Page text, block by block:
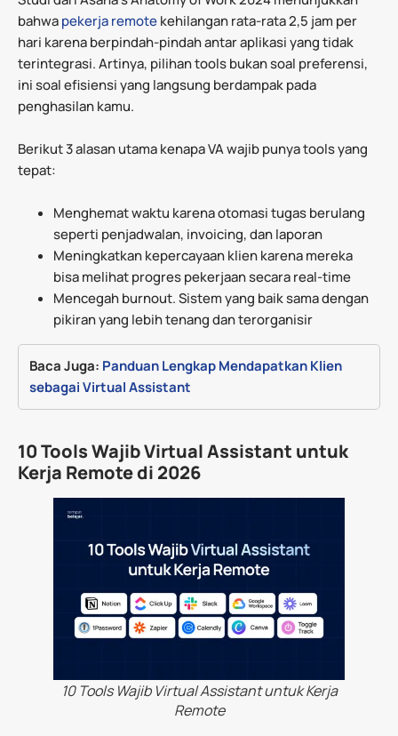
bahwapekerja remotekehilangan rata-rata 2,5 jam per
hari karena berpindah-pindah antar aplikasi yang tidak
terintegrasi. Artinya, pilihan tools bukan soal preferensi,
ini soal efisiensi yang langsung berdampak pada
penghasilan kamu.
Berikut 3 alasan utama kenapa VA wajib punya tools yang
tepat:
Menghemat waktu karena otomasi tugas berulang
seperti penjadwalan, invoicing, dan laporan
Meningkatkan kepercayaan klien karena mereka
bisa melihat progres pekerjaan secara real-time
Mencegah burnout. Sistem yang baik sama dengan
pikiran yang lebih tenang dan terorganisir
Baca Juga: Panduan Lengkap Mendapatkan Klien
sebagai Virtual Assistant
10 Tools Wajib Virtual Assistant untuk
Kerja Remote di 2026
10 Tools Wajib Virtual Assistant untuk Kerja
Remote